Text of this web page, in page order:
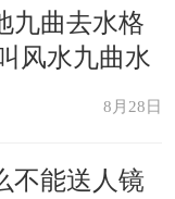
九曲去水格
风水九曲水
8月28日
不能送人镜